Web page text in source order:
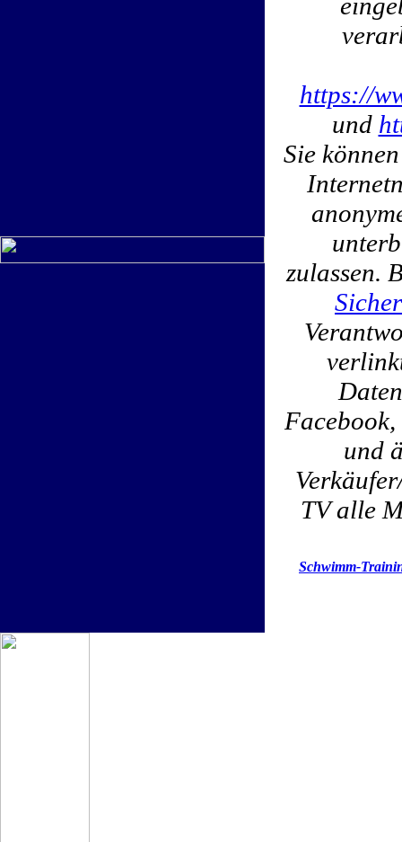
https://
und
Sie
zulassen.
und
TV alle
Schwimm-